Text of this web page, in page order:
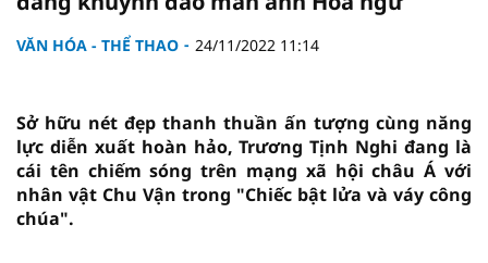
VĂN HÓA - THỂ THAO 24/11/2022 11:14
Sở hữu nét đẹp thanh thuần ấn tượng cùng năng
lực diễn xuất hoàn hảo, Trương Tịnh Nghi đang là
cái tên chiếm sóng trên mạng xã hội châu Á với
nhân vật Chu Vận trong "Chiếc bật lửa và váy công
chúa".